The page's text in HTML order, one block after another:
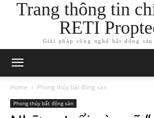
Trang thông tin
RETI
Giải pháp công nghệ bất động
Home Phong thủy bất động sản
Phong thủy bất động sản